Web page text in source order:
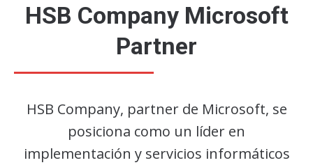
HSB Company Microsoft
Partner
HSB Company, partner de Microsoft, se
posiciona como un líder en
implementación y servicios informáticos